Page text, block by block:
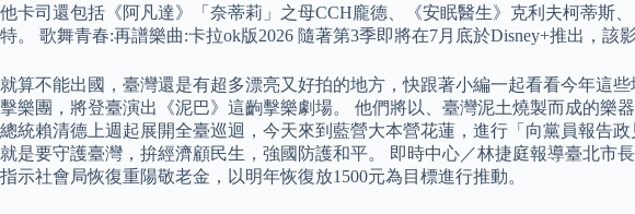
他卡司還包括《阿凡達》「奈蒂莉」之母CCH龐德、《安眠醫生》克利夫柯蒂斯
特。 歌舞青春:再譜樂曲:卡拉ok版2026 隨著第3季即將在7月底於Disney+推出，該
就算不能出國，臺灣還是有超多漂亮又好拍的地方，快跟著小編一起看看今年這
擊樂團，將登臺演出《泥巴》這齣擊樂劇場。 他們將以、臺灣泥土燒製而成的
總統賴清德上週起展開全臺巡迴，今天來到藍營大本營花蓮，進行「向黨員報告
就是要守護臺灣，拚經濟顧民生，強國防護和平。 即時中心／林捷庭報導臺北市
指示社會局恢復重陽敬老金，以明年恢復放1500元為目標進行推動。